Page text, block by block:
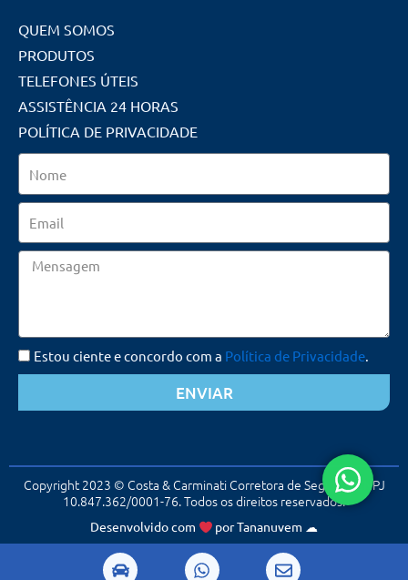
QUEM SOMOS
PRODUTOS
TELEFONES ÚTEIS
ASSISTÊNCIA 24 HORAS
POLÍTICA DE PRIVACIDADE
Mensagem
Estou ciente e concordo com a Política de Privacidade.
ENVIAR
Copyright 2023 © Costa & Carminati Corretora de Seguros. CNPJ
10.847.362/0001-76. Todos os direitos reservados.
Desenvolvido com porTananuvem ☁